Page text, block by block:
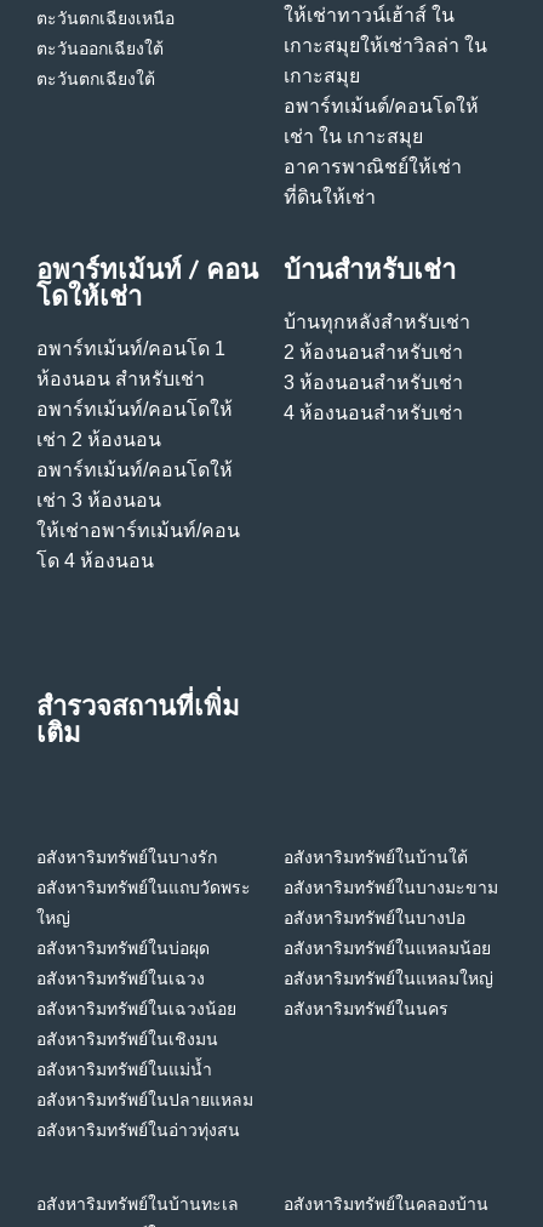
ตะวันตกเฉียงเหนือ
ตะวันออกเฉียงใต้
ตะวันตกเฉียงใต้
ให้เช่าทาวน์เฮ้าส์ ใน
เกาะสมุยให้เช่าวิลล่า ใน
เกาะสมุย
อพาร์ทเม้นต์/คอนโดให้
เช่า ใน เกาะสมุย
อาคารพาณิชย์ให้เช่า
ที่ดินให้เช่า
อพาร์ทเม้นท์ / คอน
โดให้เช่า
อพาร์ทเม้นท์/คอนโด 1
ห้องนอน สําหรับเช่า
อพาร์ทเม้นท์/คอนโดให้
เช่า 2 ห้องนอน
อพาร์ทเม้นท์/คอนโดให้
เช่า 3 ห้องนอน
ให้เช่าอพาร์ทเม้นท์/คอน
โด 4 ห้องนอน
บ้านสําหรับเช่า
บ้านทุกหลังสําหรับเช่า
2 ห้องนอนสําหรับเช่า
3 ห้องนอนสําหรับเช่า
4 ห้องนอนสําหรับเช่า
สำรวจสถานที่เพิ่ม
เติม
อสังหาริมทรัพย์ในบางรัก
อสังหาริมทรัพย์ในแถบวัดพระ
ใหญ่
อสังหาริมทรัพย์ในบ่อผุด
อสังหาริมทรัพย์ในเฉวง
อสังหาริมทรัพย์ในเฉวงน้อย
อสังหาริมทรัพย์ในเชิงมน
อสังหาริมทรัพย์ในแม่น้ำ
อสังหาริมทรัพย์ในปลายแหลม
อสังหาริมทรัพย์ในอ่าวทุ่งสน
อสังหาริมทรัพย์ในบ้านใต้
อสังหาริมทรัพย์ในบางมะขาม
อสังหาริมทรัพย์ในบางปอ
อสังหาริมทรัพย์ในแหลมน้อย
อสังหาริมทรัพย์ในแหลมใหญ่
อสังหาริมทรัพย์ในนคร
อสังหาริมทรัพย์ในบ้านทะเล
อสังหาริมทรัพย์ในคลองบ้าน